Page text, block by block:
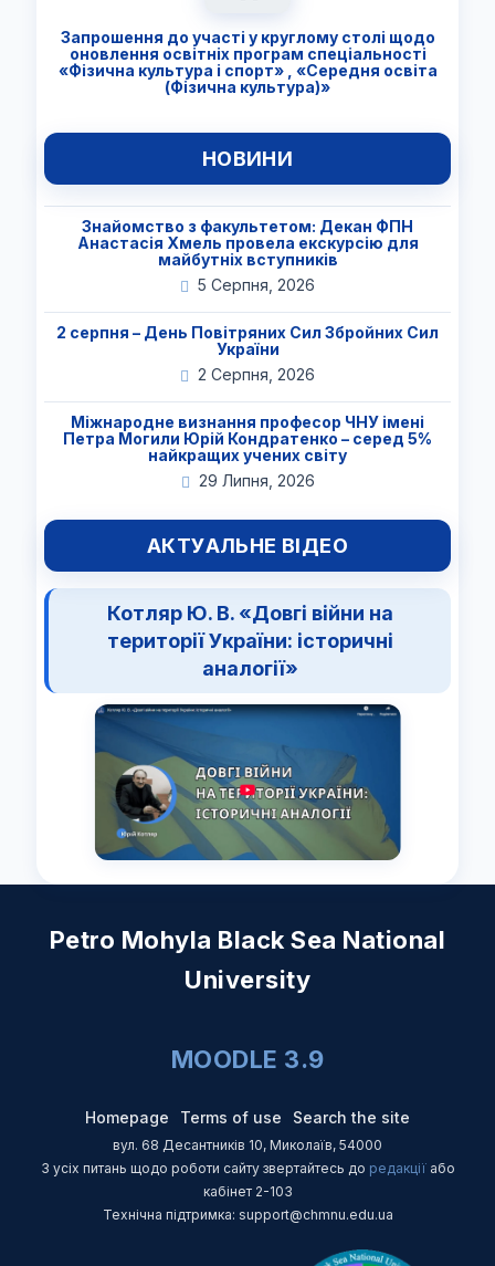
Запрошення до участі у круглому столі щодо
оновлення освітніх програм спеціальності
«Фізична культура і спорт» , «Середня освіта
(Фізична культура)»
НОВИНИ
Знайомство з факультетом: Декан ФПН
Анастасія Хмель провела екскурсію для
майбутніх вступників
5 Серпня, 2026
2 серпня – День Повітряних Сил Збройних Сил
України
2 Серпня, 2026
Міжнародне визнання професор ЧНУ імені
Петра Могили Юрій Кондратенко – серед 5%
найкращих учених світу
29 Липня, 2026
АКТУАЛЬНЕ ВІДЕО
Котляр Ю. В. «Довгі війни на
території України: історичні
аналогії»
Petro Mohyla Black Sea National
University
MOODLE 3.9
Homepage Terms of use Search the site
вул. 68 Десантників 10, Миколаїв, 54000
З усіх питань щодо роботи сайту звертайтесь до редакції або
кабінет 2-103
Технічна підтримка: support@chmnu.edu.ua